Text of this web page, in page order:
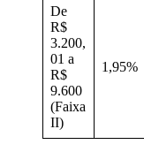
De
R$
3.200,
01 a
R$
9.600
(Faixa
II)
1,95%